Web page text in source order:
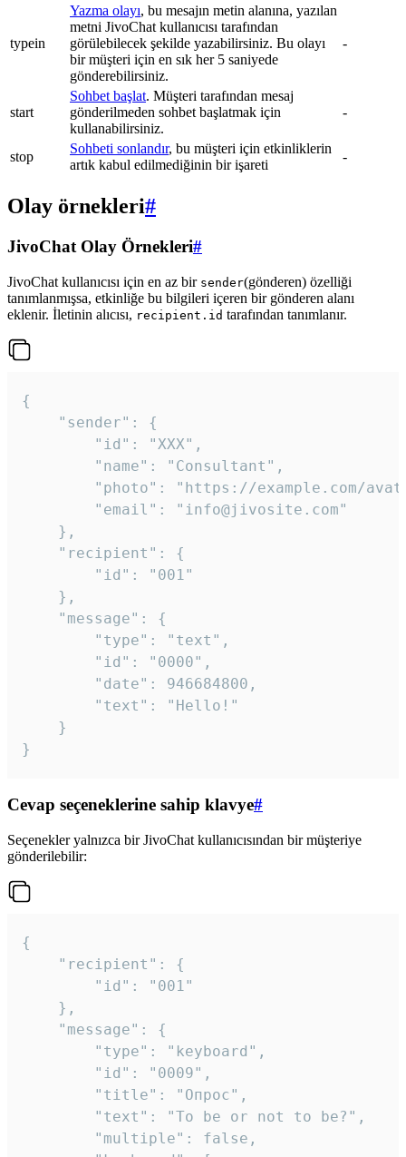
typein
Yazma olayı, bu mesajın metin alanına, yazılan
metni JivoChat kullanıcısı tarafından
görülebilecek şekilde yazabilirsiniz. Bu olayı
bir müşteri için en sık her 5 saniyede
gönderebilirsiniz.
-
start
Sohbet başlat. Müşteri tarafından mesaj
gönderilmeden sohbet başlatmak için
kullanabilirsiniz.
-
stop
Sohbeti sonlandır, bu müşteri için etkinliklerin
artık kabul edilmediğinin bir işareti
-
Olay örnekleri#
JivoChat Olay Örnekleri#
JivoChat kullanıcısı için en az bir sender(gönderen) özelliği
tanımlanmışsa, etkinliğe bu bilgileri içeren bir gönderen alanı
eklenir. İletinin alıcısı, recipient.id tarafından tanımlanır.
{
}
Cevap seçeneklerine sahip klavye#
Seçenekler yalnızca bir JivoChat kullanıcısından bir müşteriye
gönderilebilir:
{